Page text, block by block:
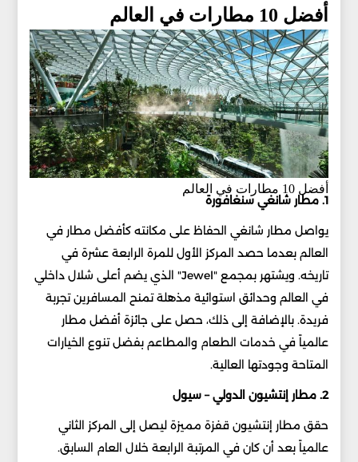
أفضل 10 مطارات في العالم
أفضل 10 مطارات في العالم
1. مطار شانغي سنغافورة
يواصل مطار شانغي الحفاظ على مكانته كأفضل مطار في
العالم بعدما حصد المركز الأول للمرة الرابعة عشرة في
تاريخه. ويشتهر بمجمع "Jewel" الذي يضم أعلى شلال داخلي
في العالم وحدائق استوائية مذهلة تمنح المسافرين تجربة
فريدة. بالإضافة إلى ذلك، حصل على جائزة أفضل مطار
عالمياً في خدمات الطعام والمطاعم بفضل تنوع الخيارات
المتاحة وجودتها العالية.
2. مطار إنتشيون الدولي – سيول
حقق مطار إنتشيون قفزة مميزة ليصل إلى المركز الثاني
عالمياً بعد أن كان في المرتبة الرابعة خلال العام السابق.